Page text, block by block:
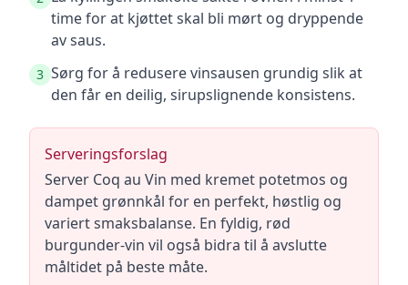
time for at kjøttet skal bli mørt og dryppende
av saus.
3 Sørg for å redusere vinsausen grundig slik at
den får en deilig, sirupslignende konsistens.
Serveringsforslag
Server Coq au Vin med kremet potetmos og
dampet grønnkål for en perfekt, høstlig og
variert smaksbalanse. En fyldig, rød
burgunder-vin vil også bidra til å avslutte
måltidet på beste måte.